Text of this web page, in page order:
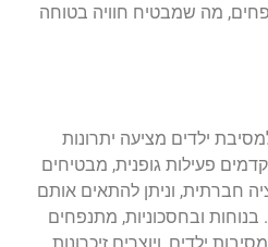
מה שמבטיח חוויה בטוחה
ילדים מציעה יתרונות
פעילות גופנית, מבטיחים
חברתית, וניתן להתאים אותם
ובחסכוניות, מתנפחים